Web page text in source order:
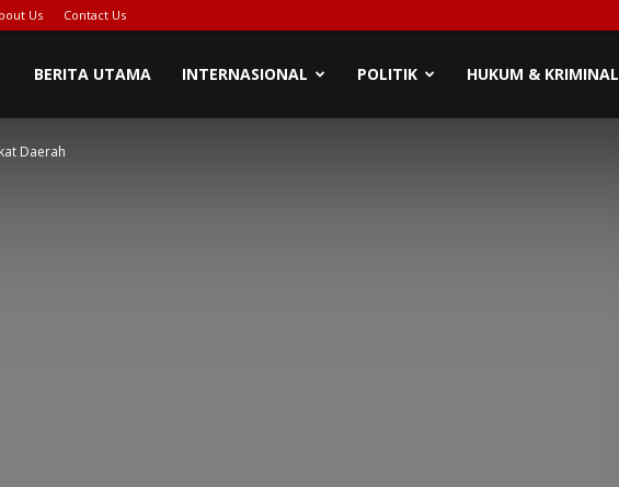
Us Contact Us
BERITA UTAMA INTERNASIONAL POLITIK HUKUM & KRIMINAL
Daerah